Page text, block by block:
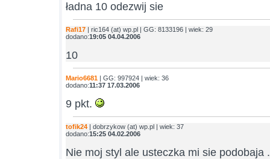
ładna 10 odezwij sie
Rafi17 | ric164 (at) wp.pl | GG: 8133196 | wiek: 29
dodano:19:05 04.04.2006
10
Mario6681 | GG: 997924 | wiek: 36
dodano:11:37 17.03.2006
9 pkt.
tofik24 | dobrzykow (at) wp.pl | wiek: 37
dodano:15:25 04.02.2006
Nie moj styl ale usteczka mi sie podobaja